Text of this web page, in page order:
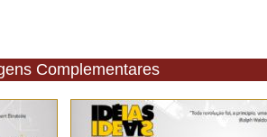
Complementares